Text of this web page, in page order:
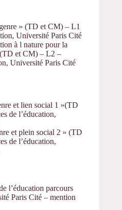
» (TD et CM) – L1
Université Paris Cité
à l nature pour la
et CM) – L2 –
Université Paris Cité
et lien social 1 »(TD
de l’éducation,
et plein social 2 » (TD
de l’éducation,
l’éducation parcours
Paris Cité – mention